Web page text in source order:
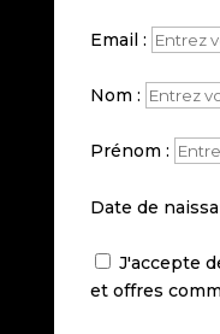
Email :
Nom :
Prénom :
Date de
J'accepte
et offres